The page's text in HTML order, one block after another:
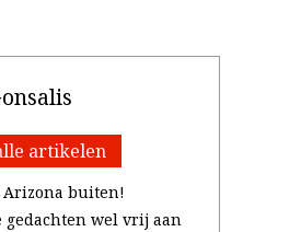
artikelen
Arizona buiten!
gedachten wel vrij aan